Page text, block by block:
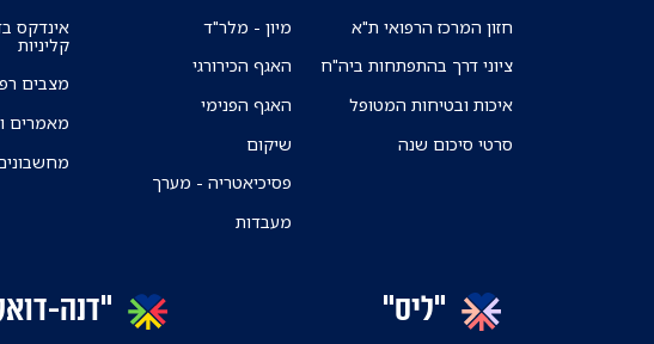
חזון המרכז הרפואי ת"א
ציוני דרך בהתפתחות ביה"ח
איכות ובטיחות המטופל
סרטי סיכום שנה
מיון - מלר"ד
האגף הכירורגי
האגף הפנימי
שיקום
פסיכיאטריה - מערך
מעבדות
אינדקס
קליניות
מצבים
מאמרים
"ליס" "דנה-